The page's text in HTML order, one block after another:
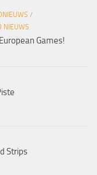
/
NIEUWS
Games!
Strips